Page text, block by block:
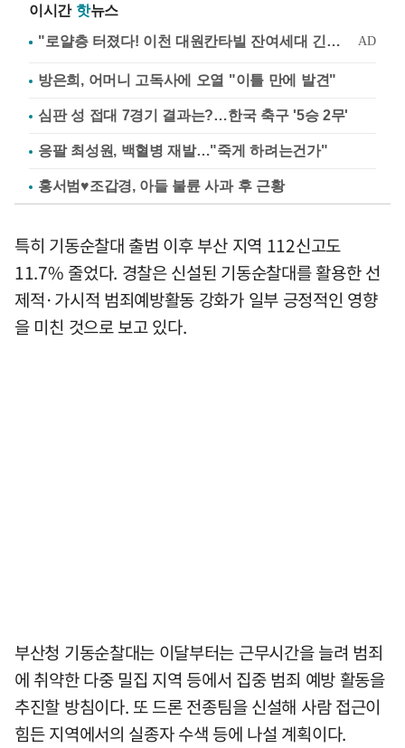
이시간 핫뉴스
방은희, 어머니 고독사에 오열 "이틀 만에 발견"
심판 성 접대 7경기 결과는?…한국 축구 '5승 2무'
응팔 최성원, 백혈병 재발…"죽게 하려는건가"
홍서범♥조갑경, 아들 불륜 사과 후 근황
특히 기동순찰대 출범 이후 부산 지역 112신고도
11.7% 줄었다. 경찰은 신설된 기동순찰대를 활용한 선
제적·가시적 범죄예방활동 강화가 일부 긍정적인 영향
을 미친 것으로 보고 있다.
부산청 기동순찰대는 이달부터는 근무시간을 늘려 범죄
에 취약한 다중 밀집 지역 등에서 집중 범죄 예방 활동을
추진할 방침이다. 또 드론 전종팀을 신설해 사람 접근이
힘든 지역에서의 실종자 수색 등에 나설 계획이다.